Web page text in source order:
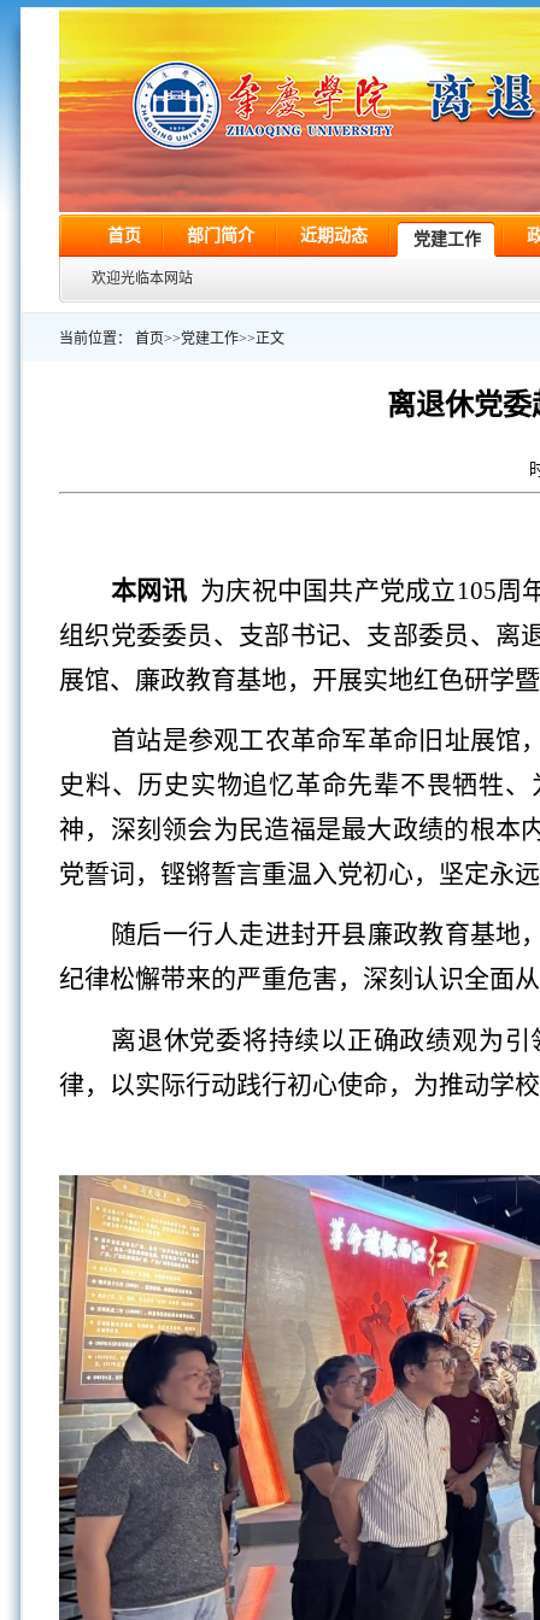
首页 部门简介 近期动态 党建工作
欢迎光临本网站
当前位置： 首页>>党建工作>>正文
离退休党
本网讯为庆祝中国共产党成立105周
组织党委委员、支部书记、支部委员、离
展馆、廉政教育基地，开展实地红色研学
首站是参观工农革命军革命旧址展馆
史料、历史实物追忆革命先辈不畏牺牲
神，深刻领会为民造福是最大政绩的根本
党誓词，铿锵誓言重温入党初心，坚定永
随后一行人走进封开县廉政教育基地
纪律松懈带来的严重危害，深刻认识全面
离退休党委将持续以正确政绩观为
律，以实际行动践行初心使命，为推动学